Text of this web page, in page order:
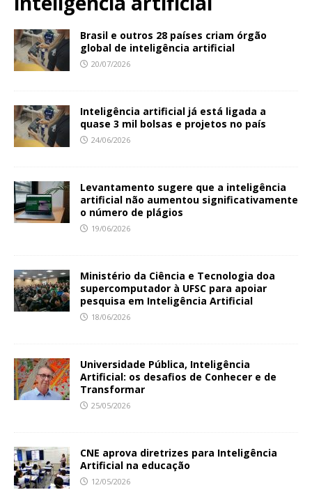
Brasil e outros 28 países criam órgão
global de inteligência artificial
20/07/2026
Inteligência artificial já está ligada a
quase 3 mil bolsas e projetos no país
24/06/2026
Levantamento sugere que a inteligência
artificial não aumentou significativamente
o número de plágios
19/06/2026
Ministério da Ciência e Tecnologia doa
supercomputador à UFSC para apoiar
pesquisa em Inteligência Artificial
18/06/2026
Universidade Pública, Inteligência
Artificial: os desafios de Conhecer e de
Transformar
25/05/2026
CNE aprova diretrizes para Inteligência
Artificial na educação
12/05/2026